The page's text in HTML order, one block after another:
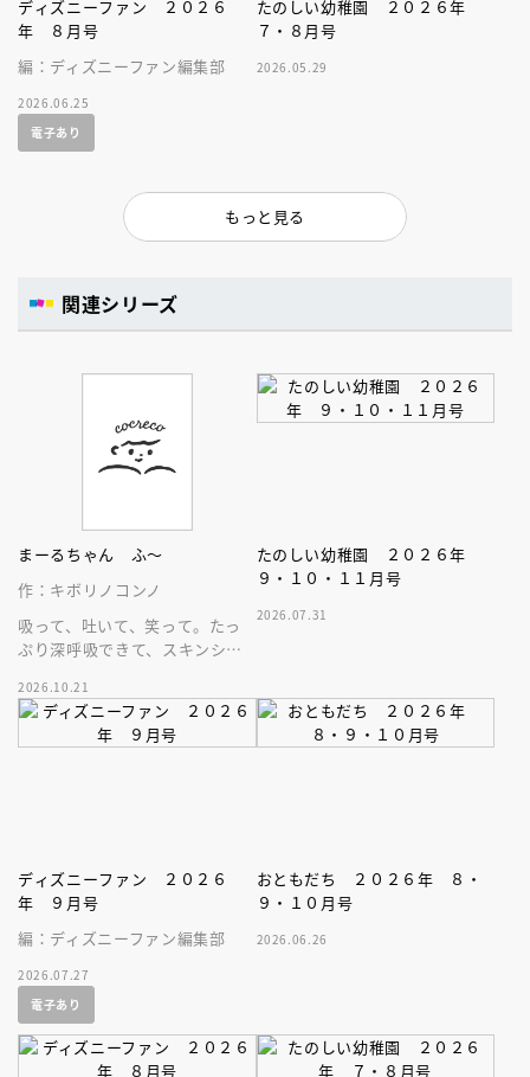
ディズニーファン ２０２６
年 ８月号
編：ディズニーファン編集部
2026.06.25
電子あり
たのしい幼稚園 ２０２６年
７・８月号
2026.05.29
もっと見る
関連シリーズ
まーるちゃん ふ～
作：キボリノコンノ
吸って、吐いて、笑って。たっ
ぷり深呼吸できて、スキンシッ
家、キボリノコンノ初のファー
ストブック。
2026.10.21
たのしい幼稚園 ２０２６年
９・１０・１１月号
2026.07.31
ディズニーファン ２０２６
年 ９月号
編：ディズニーファン編集部
2026.07.27
電子あり
おともだち ２０２６年 ８・
９・１０月号
2026.06.26